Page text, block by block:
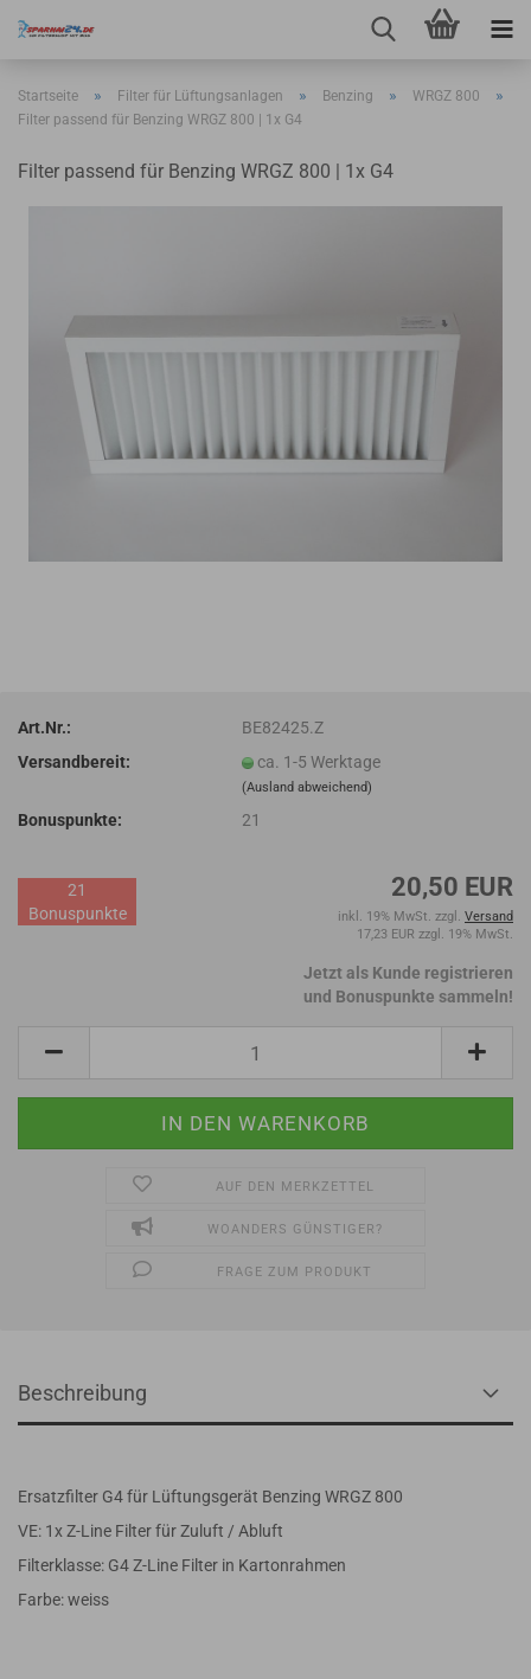
Startseite » Filter für Lüftungsanlagen » Benzing » WRGZ 800 »
Filter passend für Benzing WRGZ 800 | 1x G4
Filter passend für Benzing WRGZ 800 | 1x G4
Art.Nr.:
BE82425.Z
Versandbereit:
ca. 1-5 Werktage
(Ausland abweichend)
Bonuspunkte: 21
20,50 EUR
inkl. 19% MwSt. zzgl. Versand
17,23 EUR zzgl. 19% MwSt.
21
Bonuspunkte
Jetzt als Kunde registrieren
und Bonuspunkte sammeln!
AUF DEN MERKZETTEL
WOANDERS GÜNSTIGER?
FRAGE ZUM PRODUKT
Beschreibung
Ersatzfilter G4 für Lüftungsgerät Benzing WRGZ 800
VE: 1x Z-Line Filter für Zuluft / Abluft
Filterklasse: G4 Z-Line Filter in Kartonrahmen
Farbe: weiss